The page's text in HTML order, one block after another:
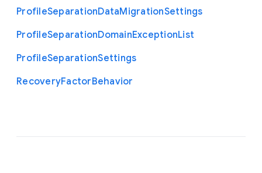
ProfileSeparationDataMigrationSettings
ProfileSeparationDomainExceptionList
ProfileSeparationSettings
RecoveryFactorBehavior